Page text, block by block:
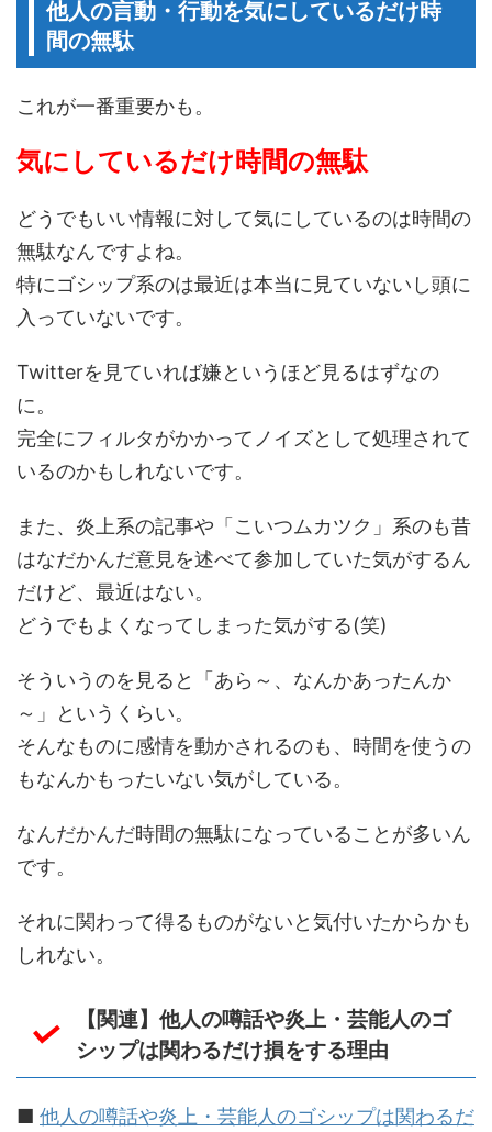
他人の言動・行動を気にしているだけ時
間の無駄
これが一番重要かも。
気にしているだけ時間の無駄
どうでもいい情報に対して気にしているのは時間の
無駄なんですよね。
特にゴシップ系のは最近は本当に見ていないし頭に
入っていないです。
Twitterを見ていれば嫌というほど見るはずなの
に。
完全にフィルタがかかってノイズとして処理されて
いるのかもしれないです。
また、炎上系の記事や「こいつムカツク」系のも昔
はなだかんだ意見を述べて参加していた気がするん
だけど、最近はない。
どうでもよくなってしまった気がする(笑)
そういうのを見ると「あら～、なんかあったんか
～」というくらい。
そんなものに感情を動かされるのも、時間を使うの
もなんかもったいない気がしている。
なんだかんだ時間の無駄になっていることが多いん
です。
それに関わって得るものがないと気付いたからかも
しれない。
【関連】他人の噂話や炎上・芸能人のゴ
シップは関わるだけ損をする理由
■ 他人の噂話や炎上・芸能人のゴシップは関わるだ